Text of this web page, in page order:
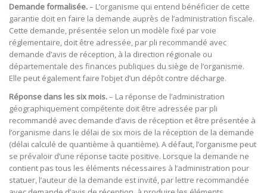
Demande formalisée.– L’organisme qui entend bénéficier de cette
garantie doit en faire la demande auprès de l’administration fiscale.
Cette demande, présentée selon un modèle fixé par voie
réglementaire, doit être adressée, par pli recommandé avec
demande d’avis de réception, à la direction régionale ou
départementale des finances publiques du siège de l’organisme.
Elle peut également faire l’objet d’un dépôt contre décharge.
Réponse dans les six mois.– La réponse de l’administration
géographiquement compétente doit être adressée par pli
recommandé avec demande d’avis de réception et être présentée à
l’organisme dans le délai de six mois de la réception de la demande
(délai calculé de quantième à quantième). A défaut, l’organisme peut
se prévaloir d’une réponse tacite positive. Lorsque la demande ne
contient pas tous les éléments nécessaires à l’administration pour
statuer, l’auteur de la demande est invité, par lettre recommandée